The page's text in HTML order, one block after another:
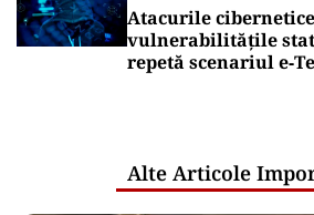
Atacurile
vulnerabilitățile
repetă scenariul
Alte Articole